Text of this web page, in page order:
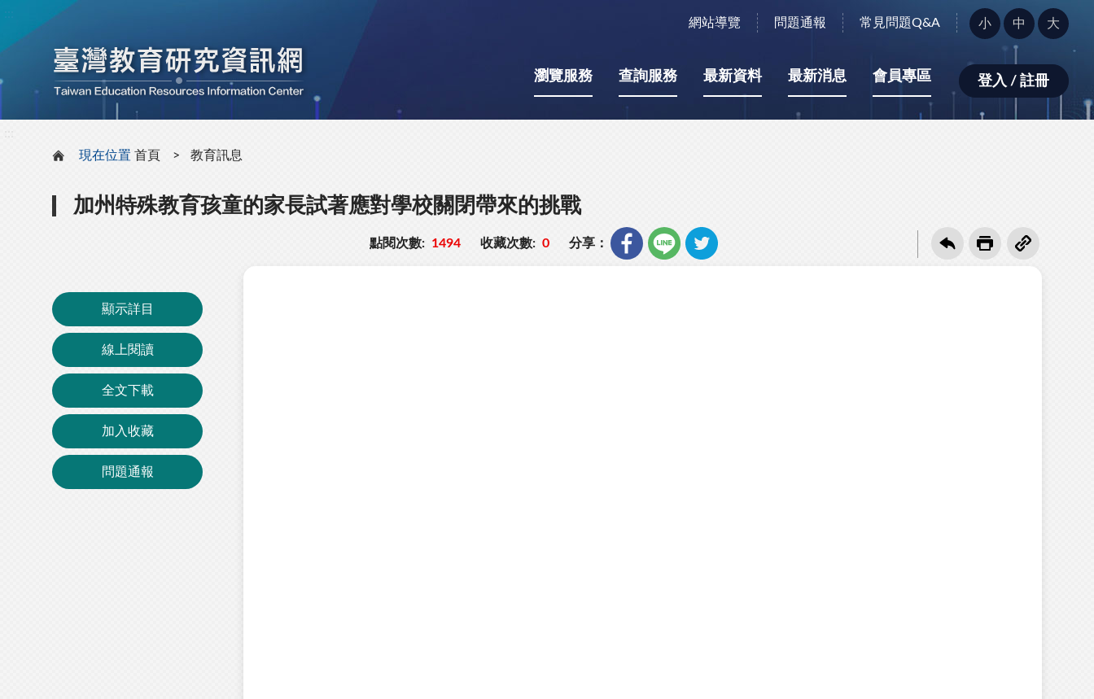
網站導覽 問題通報 常見問題Q&A
字
型
小：
小 中 大
瀏覽服務 查詢服務 最新資料 最新消息 會員專區 登入 / 註冊
現在位置 首頁 教育訊息
加州特殊教育孩童的家長試著應對學校關閉帶來的挑戰
點閱次數: 1494 收藏次數: 0 分享：
顯示詳目
線上閱讀
全文下載
加入收藏
問題通報